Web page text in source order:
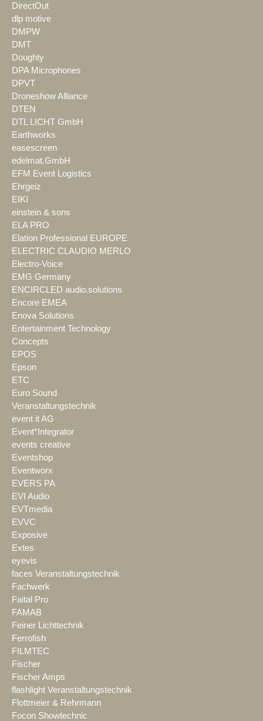
DirectOut
dlp motive
DMPW
DMT
Doughty
DPA Microphones
DPVT
Droneshow Alliance
DTEN
DTL LICHT GmbH
Earthworks
easescreen
edelmat.GmbH
EFM Event Logistics
Ehrgeiz
EIKI
einstein & sons
ELA PRO
Elation Professional EUROPE
ELECTRIC CLAUDIO MERLO
Electro-Voice
EMG Germany
ENCIRCLED audio.solutions
Encore EMEA
Enova Solutions
Entertainment Technology
Concepts
EPOS
Epson
ETC
Euro Sound
Veranstaltungstechnik
event it AG
Event*Integrator
events creative
Eventshop
Eventworx
EVERS PA
EVI Audio
EVTmedia
EVVC
Exposive
Extes
eyevis
faces Veranstaltungstechnik
Fachwerk
Faital Pro
FAMAB
Feiner Lichttechnik
Ferrofish
FILMTEC
Fischer
Fischer Amps
flashlight Veranstaltungstechnik
Flottmeier & Rehrmann
Focon Showtechnic